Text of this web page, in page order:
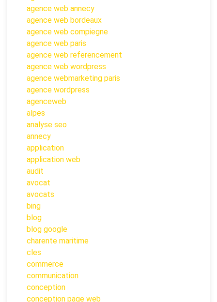
agence web annecy
agence web bordeaux
agence web compiegne
agence web paris
agence web referencement
agence web wordpress
agence webmarketing paris
agence wordpress
agenceweb
alpes
analyse seo
annecy
application
application web
audit
avocat
avocats
bing
blog
blog google
charente maritime
cles
commerce
communication
conception
conception page web